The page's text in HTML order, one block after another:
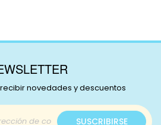
novedades y descuentos
SUSCRIBIRSE